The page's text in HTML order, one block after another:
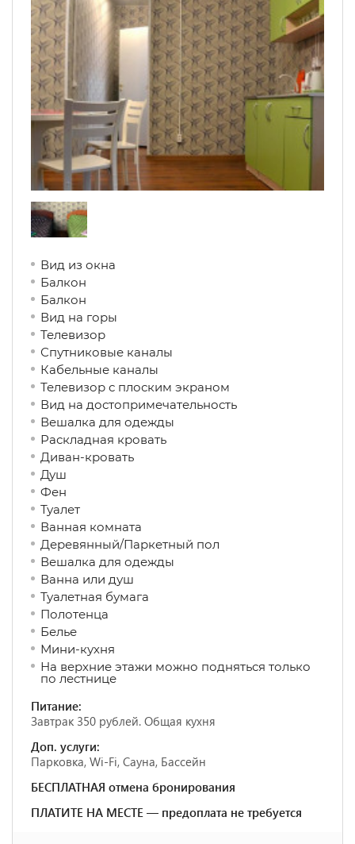
Вид из окна
Балкон
Балкон
Вид на горы
Телевизор
Спутниковые каналы
Кабельные каналы
Телевизор с плоским экраном
Вид на достопримечательность
Вешалка для одежды
Раскладная кровать
Диван-кровать
Душ
Фен
Туалет
Ванная комната
Деревянный/Паркетный пол
Вешалка для одежды
Ванна или душ
Туалетная бумага
Полотенца
Белье
Мини-кухня
На верхние этажи можно подняться только
по лестнице
Питание:
Завтрак 350 рублей. Общая кухня
Доп. услуги:
Парковка, Wi-Fi, Сауна, Бассейн
БЕСПЛАТНАЯ отмена бронирования
ПЛАТИТЕ НА МЕСТЕ — предоплата не требуется